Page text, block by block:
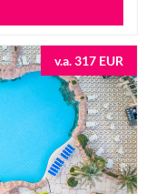
v.a. 317 EUR